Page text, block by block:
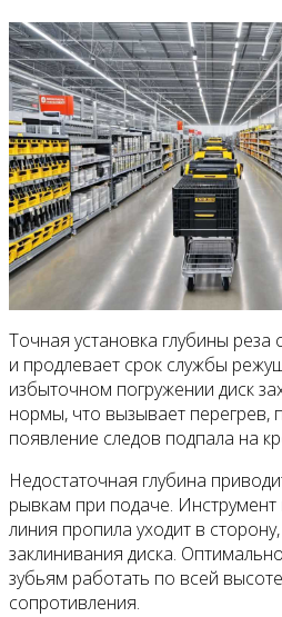
Точная установка глубины реза
и продлевает срок службы
избыточном погружении диск
нормы, что вызывает перегрев,
появление следов подпала на
Недостаточная глубина
рывкам при подаче.
линия пропила уходит в
заклинивания диска.
зубьям работать по всей
сопротивления.